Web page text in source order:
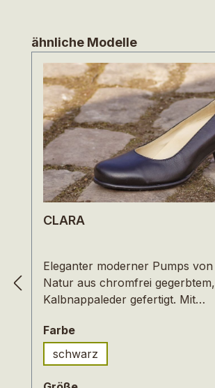
Produktgalerie überspringen
ähnliche Modelle
CLARA
Eleganter moderner Pumps
Natur aus chromfrei
Kalbnappaleder gefertigt. Mit
Blockabsatz. Das Innenleder
herausnehmbare Schaumstoff-
sind ebenfalls chromfrei. Ein
und bequemer Pumps, ob unter
Farbeauswählen
schwarz